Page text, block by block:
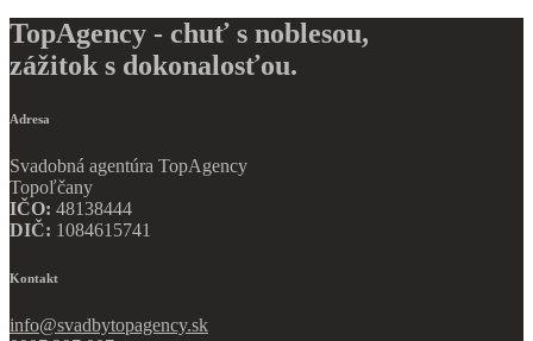
TopAgency - chuť s noblesou,
zážitok s dokonalosťou.
Adresa
Svadobná agentúra TopAgency
Topoľčany
IČO: 48138444
DIČ: 1084615741
Kontakt
info@svadbytopagency.sk